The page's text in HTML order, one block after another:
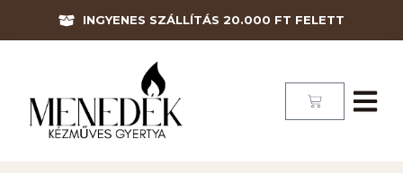
INGYENES SZÁLLÍTÁS 20.000 FT FELETT